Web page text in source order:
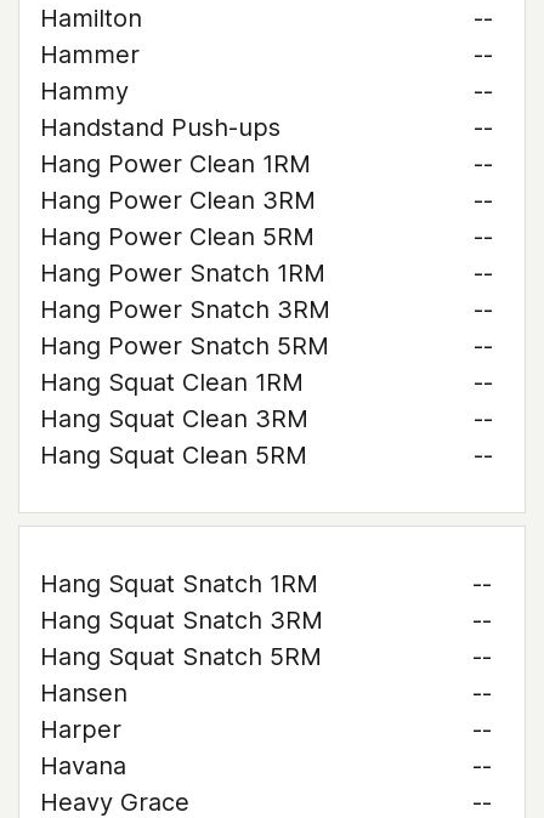
Hamilton
--
Hammer
--
Hammy
--
Handstand Push-ups
--
Hang Power Clean 1RM
--
Hang Power Clean 3RM
--
Hang Power Clean 5RM
--
Hang Power Snatch 1RM
--
Hang Power Snatch 3RM
--
Hang Power Snatch 5RM
--
Hang Squat Clean 1RM
--
Hang Squat Clean 3RM
--
Hang Squat Clean 5RM
--
Hang Squat Snatch 1RM
--
Hang Squat Snatch 3RM
--
Hang Squat Snatch 5RM
--
Hansen
--
Harper
--
Havana
--
Heavy Grace
--